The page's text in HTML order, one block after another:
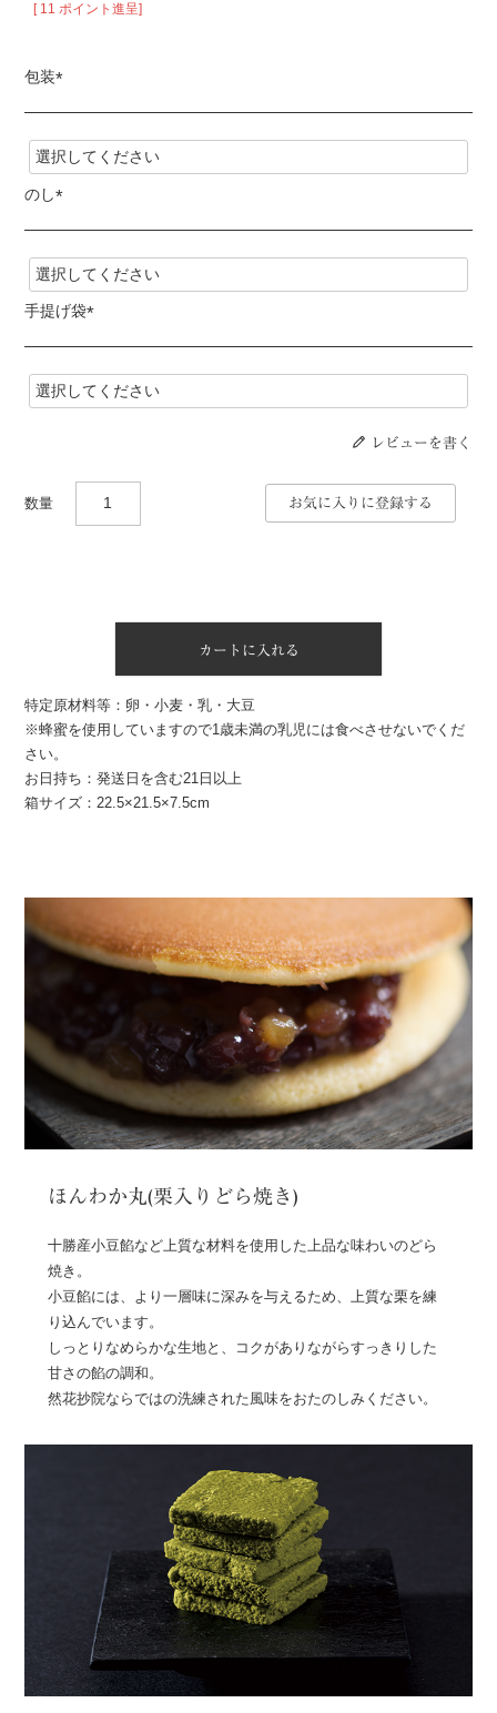
[ 11 ポイント進呈]
包装
(
必
須
)
のし
(
須
)
手提げ袋
(
須
レビューを書く
お気に入りに登録する
カートに入れる
特定原材料等：卵・小麦・乳・大豆
※蜂蜜を使用していますので1歳未満の乳児には食べさせないでくだ
さい。
お日持ち：発送日を含む21日以上
箱サイズ：22.5×21.5×7.5cm
ほんわか丸(栗入りどら焼き)
十勝産小豆餡など上質な材料を使用した上品な味わいのどら
焼き。
小豆餡には、より一層味に深みを与えるため、上質な栗を練
り込んでいます。
しっとりなめらかな生地と、コクがありながらすっきりした
甘さの餡の調和。
然花抄院ならではの洗練された風味をおたのしみください。